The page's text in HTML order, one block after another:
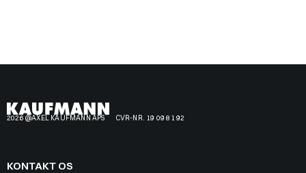
2026 @AXEL KAUFMANN APS CVR-NR. 19 09 81 92
KONTAKT OS